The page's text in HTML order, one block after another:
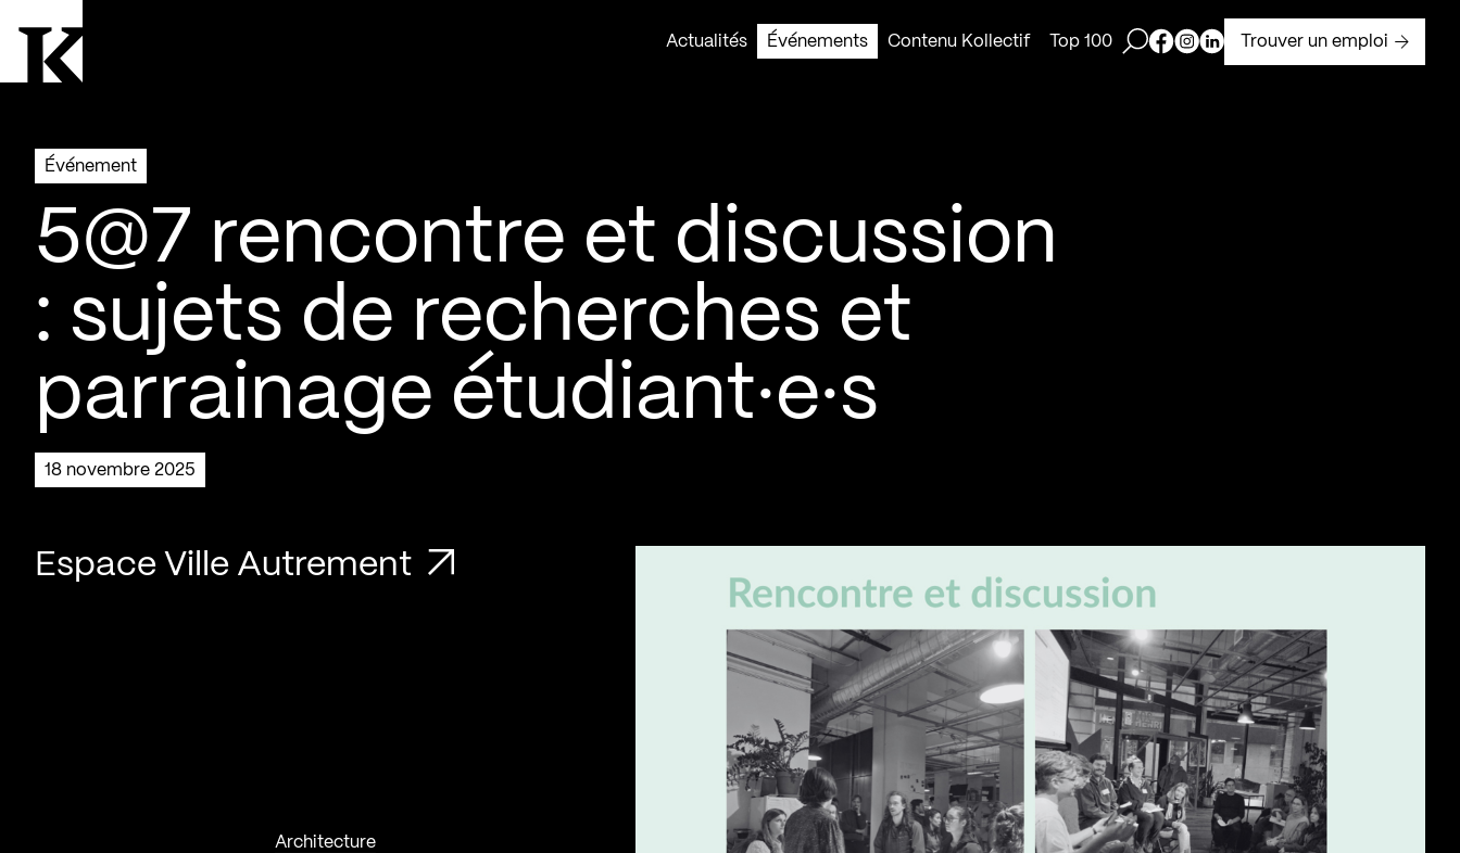
Actualités
Événements Contenu Kollectif Top 100 Ouvrir la barre de recherche
Page Facebook de Kollectif
Page Instagram de Kollectif
Page Linkedin de Kollectif
Trouver un emploi
Événement
5@7 rencontre et discussion
: sujets de recherches et
parrainage étudiant·e·s
18 novembre 2025
Espace Ville Autrement
Architecture